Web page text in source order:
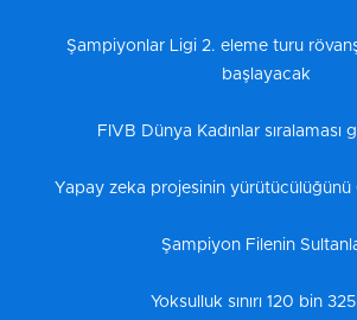
Şampiyonlar Ligi 2. eleme turu
başlayacak
FIVB Dünya Kadınlar sıralaması
Yapay zeka projesinin yürütücülüğünü
Şampiyon Filenin
Yoksulluk sınırı 120 bin